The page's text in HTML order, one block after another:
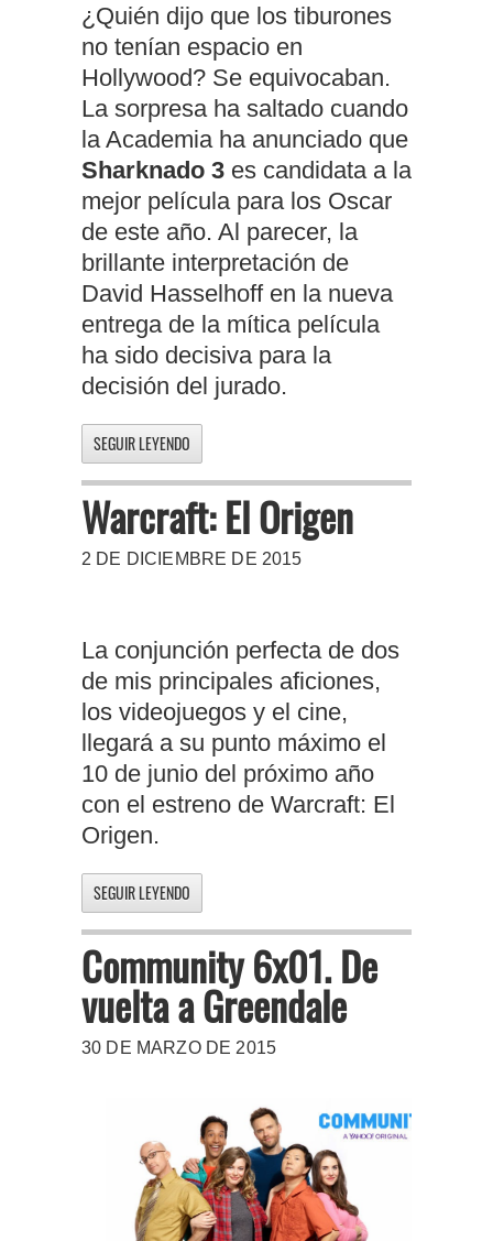
¿Quién dijo que los tiburones
no tenían espacio en
Hollywood? Se equivocaban.
La sorpresa ha saltado cuando
la Academia ha anunciado que
Sharknado 3 es candidata a la
mejor película para los Oscar
de este año. Al parecer, la
brillante interpretación de
David Hasselhoff en la nueva
entrega de la mítica película
ha sido decisiva para la
decisión del jurado.
SEGUIR LEYENDO
Warcraft: El Origen
2 DE DICIEMBRE DE 2015
La conjunción perfecta de dos
de mis principales aficiones,
los videojuegos y el cine,
llegará a su punto máximo el
10 de junio del próximo año
con el estreno de Warcraft: El
Origen.
SEGUIR LEYENDO
Community 6x01. De
vuelta a Greendale
30 DE MARZO DE 2015